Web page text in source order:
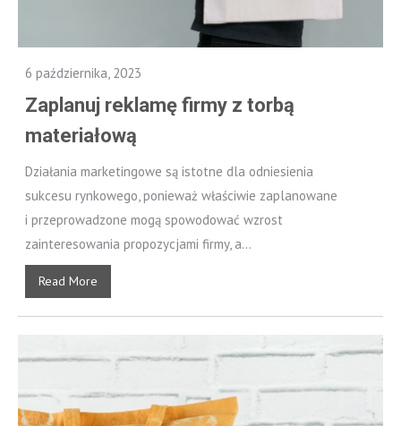
6 października, 2023
Zaplanuj reklamę firmy z torbą
materiałową
Działania marketingowe są istotne dla odniesienia
sukcesu rynkowego, ponieważ właściwie zaplanowane
i przeprowadzone mogą spowodować wzrost
zainteresowania propozycjami firmy, a...
Read More